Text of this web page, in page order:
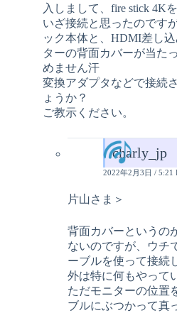
入しまして、fire stick 4K
いざ接続と思ったのです
ック本体と、HDMI差し
ターの背面カバーが当た
めません汗
変換アダプタなどで接続
ょうか？
ご教示ください。
charly_jp
2022年2月3日 / 5:21
片山さま＞
背面カバーというの
ないのですが、ウチ
ーブルを使って接続
外は特に何もやって
ただモニターの位置
ブルにぶつかって真